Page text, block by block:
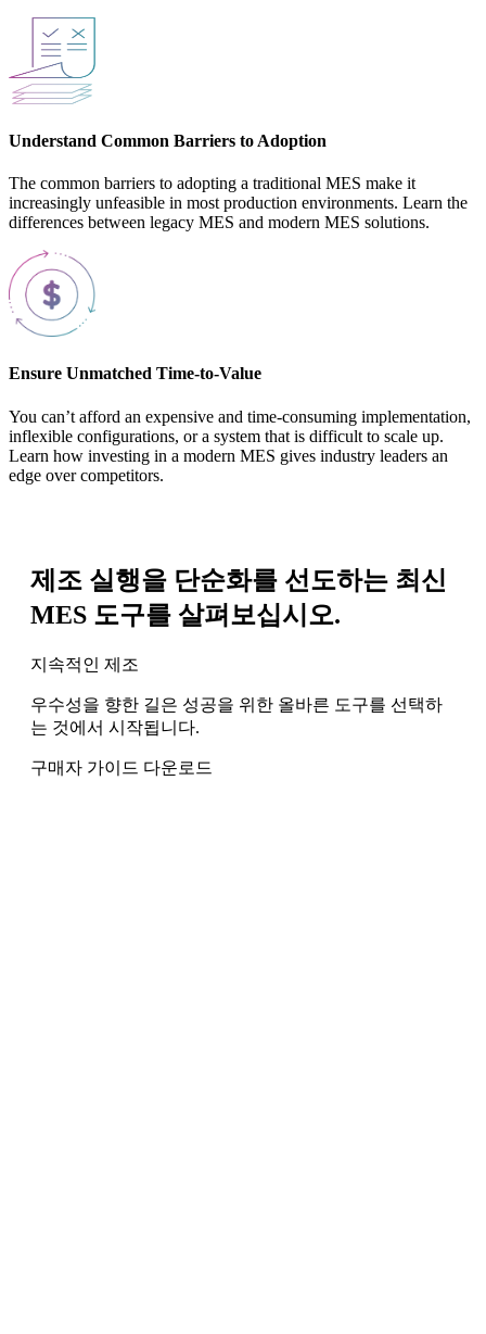
Understand Common Barriers to Adoption
The common barriers to adopting a traditional MES make it
increasingly unfeasible in most production environments. Learn the
differences between legacy MES and modern MES solutions.
Ensure Unmatched Time-to-Value
You can’t afford an expensive and time-consuming implementation,
inflexible configurations, or a system that is difficult to scale up.
Learn how investing in a modern MES gives industry leaders an
edge over competitors.
제조 실행을 단순화를 선도하는 최신
MES 도구를 살펴보십시오.
지속적인 제조
우수성을 향한 길은 성공을 위한 올바른 도구를 선택하
는 것에서 시작됩니다.
구매자 가이드 다운로드